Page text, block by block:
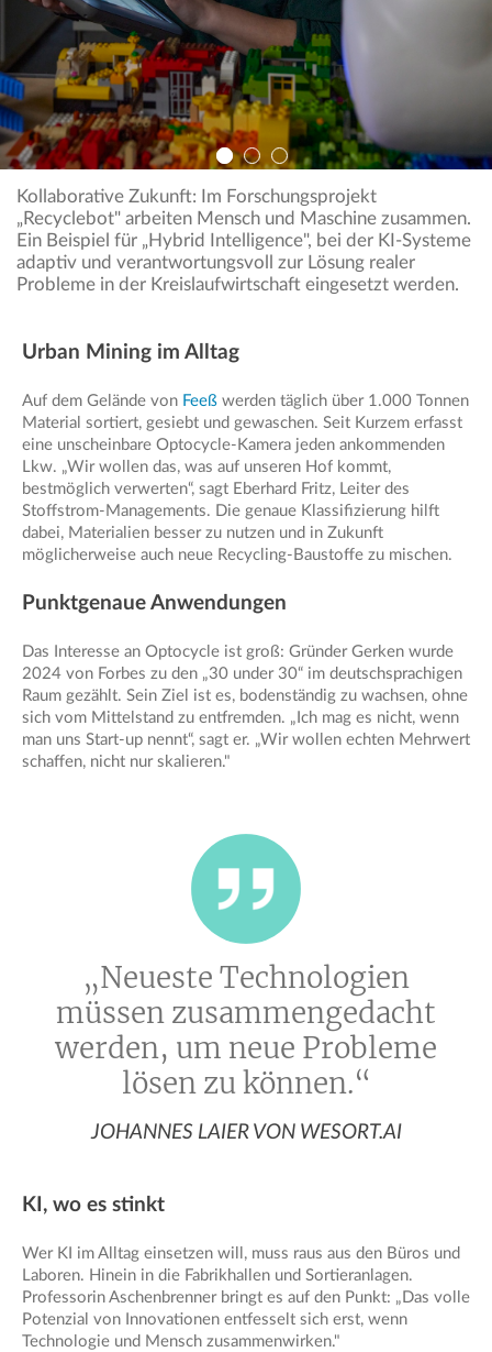
Kollaborative Zukunft: Im Forschungsprojekt
„Recyclebot" arbeiten Mensch und Maschine zusammen.
Ein Beispiel für „Hybrid Intelligence", bei der KI-Systeme
adaptiv und verantwortungsvoll zur Lösung realer
Probleme in der Kreislaufwirtschaft eingesetzt werden.
Urban Mining im Alltag
Auf dem Gelände von Feeß werden täglich über 1.000 Tonnen
Material sortiert, gesiebt und gewaschen. Seit Kurzem erfasst
eine unscheinbare Optocycle-Kamera jeden ankommenden
Lkw. „Wir wollen das, was auf unseren Hof kommt,
bestmöglich verwerten“, sagt Eberhard Fritz, Leiter des
Stoffstrom-Managements. Die genaue Klassifizierung hilft
dabei, Materialien besser zu nutzen und in Zukunft
möglicherweise auch neue Recycling-Baustoffe zu mischen.
Punktgenaue Anwendungen
Das Interesse an Optocycle ist groß: Gründer Gerken wurde
2024 von Forbes zu den „30 under 30“ im deutschsprachigen
Raum gezählt. Sein Ziel ist es, bodenständig zu wachsen, ohne
sich vom Mittelstand zu entfremden. „Ich mag es nicht, wenn
man uns Start-up nennt“, sagt er. „Wir wollen echten Mehrwert
schaffen, nicht nur skalieren."
„Neueste Technologien
müssen zusammengedacht
werden, um neue Probleme
lösen zu können.“
JOHANNES LAIER VON WESORT.AI
KI, wo es stinkt
Wer KI im Alltag einsetzen will, muss raus aus den Büros und
Laboren. Hinein in die Fabrikhallen und Sortieranlagen.
Professorin Aschenbrenner bringt es auf den Punkt: „Das volle
Potenzial von Innovationen entfesselt sich erst, wenn
Technologie und Mensch zusammenwirken."